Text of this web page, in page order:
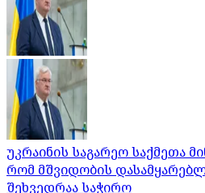
უკრაინის საგარეო საქმეთა
რომ მშვიდობის
შეხვედრაა საჭირო